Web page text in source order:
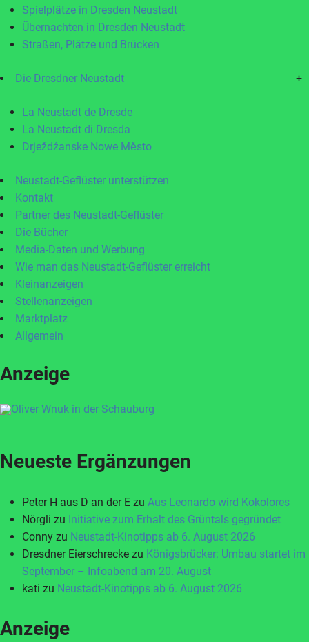
Spielplätze in Dresden Neustadt
Übernachten in Dresden Neustadt
Straßen, Plätze und Brücken
Die Dresdner Neustadt +
La Neustadt de Dresde
La Neustadt di Dresda
Drježdźanske Nowe Město
Neustadt-Geflüster unterstützen
Kontakt
Partner des Neustadt-Geflüster
Die Bücher
Media-Daten und Werbung
Wie man das Neustadt-Geflüster erreicht
Kleinanzeigen
Stellenanzeigen
Marktplatz
Allgemein
Anzeige
Neueste Ergänzungen
Peter H aus D an der E zu Aus Leonardo wird Kokolores
Nörgli zu Initiative zum Erhalt des Grüntals gegründet
Conny zu Neustadt-Kinotipps ab 6. August 2026
Dresdner Eierschrecke zu Königsbrücker: Umbau startet im
September – Infoabend am 20. August
kati zu Neustadt-Kinotipps ab 6. August 2026
Anzeige